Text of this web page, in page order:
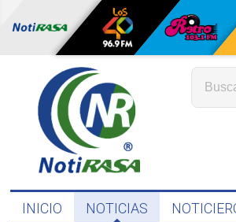
INICIO NOTICIAS